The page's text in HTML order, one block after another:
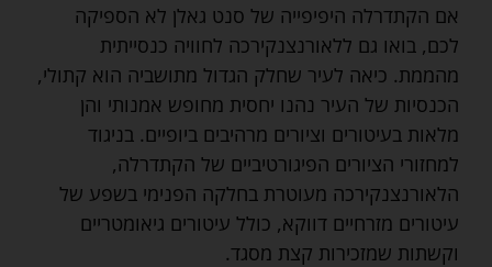
אם הקתדרלה היפיפייה של סנט גאלן לא הספיקה
לכם, בואו גם ללאורנצנקירכה לחוויה כנסייתית
מהממת. כיאה לעיר שחלק הגדול מתושביה הוא קתולי,
הכנסיות של העיר נהנו יחסית מחופש אמנותי והן
מלאות בעיטורים וציורים מרהיבים ביופיים. בניגוד
למחזורי הציורים הפיגורטיביים של הקתדרלה,
הלאורנצנקירכה מעוטרת בחלקה הפנימי בשפע של
עיטורים מזרחיים דווקא, כולל עיטורים גיאומטריים
וקשתות שמזכירות קצת מסגד.